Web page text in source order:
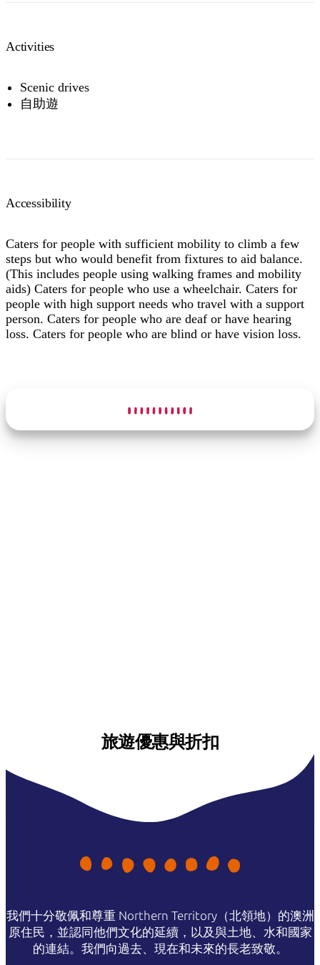
Activities
Scenic drives
自助遊
Accessibility
Caters for people with sufficient mobility to climb a few
steps but who would benefit from fixtures to aid balance.
(This includes people using walking frames and mobility
aids) Caters for people who use a wheelchair. Caters for
people with high support needs who travel with a support
person. Caters for people who are deaf or have hearing
loss. Caters for people who are blind or have vision loss.
旅遊優惠與折扣
我們十分敬佩和尊重 Northern Territory（北領地）的澳洲
原住民，並認同他們文化的延續，以及與土地、水和國家
的連結。我們向過去、現在和未來的長老致敬。